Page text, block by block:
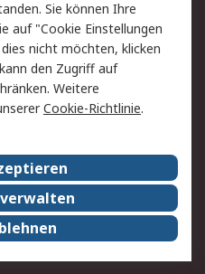
Datenschutz
Zahlungsbedingungen
Webseite Konditionen
RS weltweit
Nachhaltigkeit
Presse-Center
Sie können Ihre
auf "Cookie Einstellungen
nicht möchten, klicken
den Zugriff auf
Weitere
Cookie-Richtlinie.